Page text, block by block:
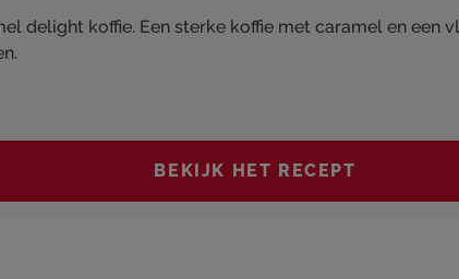
delight koffie. Een sterke koffie met caramel en een
BEKIJK HET RECEPT